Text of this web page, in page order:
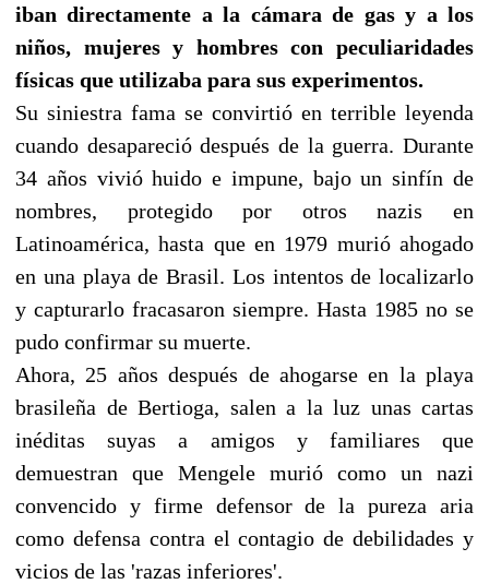
iban directamente a la cámara de gas y a los
niños, mujeres y hombres con peculiaridades
físicas que utilizaba para sus experimentos.
Su siniestra fama se convirtió en terrible leyenda
cuando desapareció después de la guerra. Durante
34 años vivió huido e impune, bajo un sinfín de
nombres, protegido por otros nazis en
Latinoamérica, hasta que en 1979 murió ahogado
en una playa de Brasil. Los intentos de localizarlo
y capturarlo fracasaron siempre. Hasta 1985 no se
pudo confirmar su muerte.
Ahora, 25 años después de ahogarse en la playa
brasileña de Bertioga, salen a la luz unas cartas
inéditas suyas a amigos y familiares que
demuestran que Mengele murió como un nazi
convencido y firme defensor de la pureza aria
como defensa contra el contagio de debilidades y
vicios de las 'razas inferiores'.